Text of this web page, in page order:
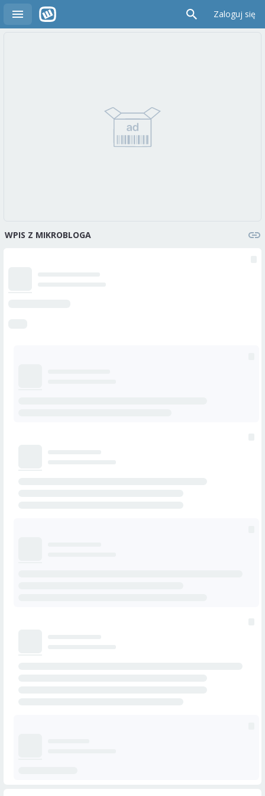
Zaloguj się
WPIS Z MIKROBLOGA